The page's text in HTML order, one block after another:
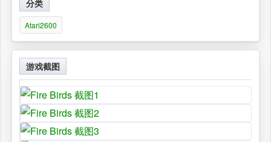
分类
Atari2600
游戏截图